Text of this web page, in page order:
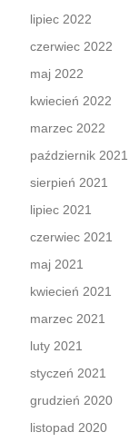
lipiec 2022
czerwiec 2022
maj 2022
kwiecień 2022
marzec 2022
październik 2021
sierpień 2021
lipiec 2021
czerwiec 2021
maj 2021
kwiecień 2021
marzec 2021
luty 2021
styczeń 2021
grudzień 2020
listopad 2020